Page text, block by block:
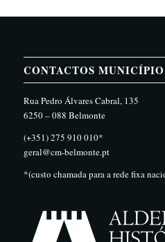
CONTACTOS
Rua Pedro Álvares Cabral, 135
6250 – 088 Belmonte
(+351) 275 910 010*
geral@cm-belmonte.pt
*(custo chamada para a rede fixa